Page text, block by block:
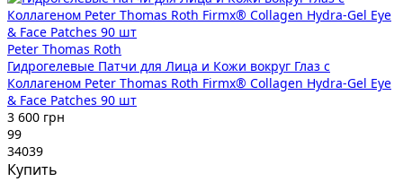
Peter Thomas Roth
Гидрогелевые Патчи для Лица и Кожи вокруг Глаз с
Коллагеном Peter Thomas Roth Firmx® Collagen Hydra-Gel Eye
& Face Patches 90 шт
3 600 грн
99
34039
Купить